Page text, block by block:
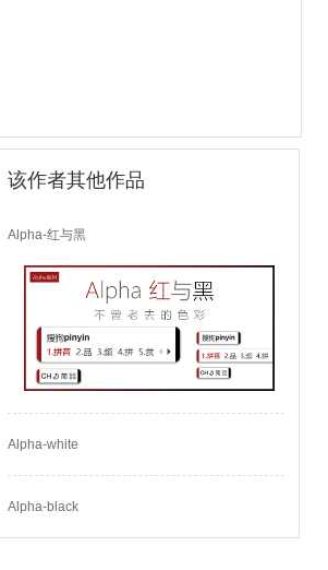
该作者其他作品
Alpha-红与黑
Alpha-white
Alpha-black